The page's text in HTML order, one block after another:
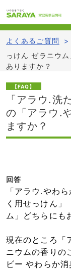
よくあるご質問 >
っけん ゼラニウ
ありますか？
【FAQ】
「アラウ.洗
の「アラウ.
ますか？
回答
「アラウ.やわ
く用せっけん」
ム」どちらにも
現在のところ「
ニウムの香りの
ビー やわらか